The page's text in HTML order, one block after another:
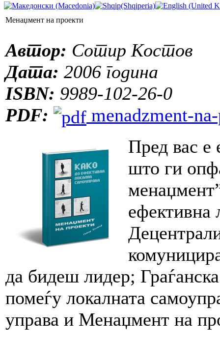
Менаџмент на проекти
Автор: Сотир Костов
Дата: 2006 година
ISBN: 9989-102-26-0
PDF:
menadzment-
Пред вас е
што ги
ефективна
да бидеш лидер;
помеѓу локалната
управа и Менаџмент на